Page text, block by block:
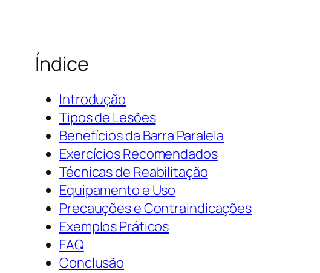
Índice
Introdução
Tipos de Lesões
Benefícios da Barra Paralela
Exercícios Recomendados
Técnicas de Reabilitação
Equipamento e Uso
Precauções e Contraindicações
Exemplos Práticos
FAQ
Conclusão